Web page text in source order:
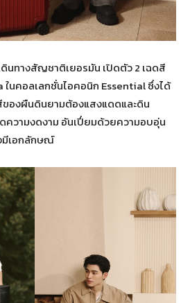
ดินทางสัญชาติเยอรมัน เปิดตัว 2 เฉดสี
ในคอลเลกชั่นไอคอนิก Essential ซึ่งได้
ของผืนดินยามต้องแสงแดดและดิน
ความงดงาม อันเปี่ยมด้วยความอบอุ่น
มีเอกลักษณ์